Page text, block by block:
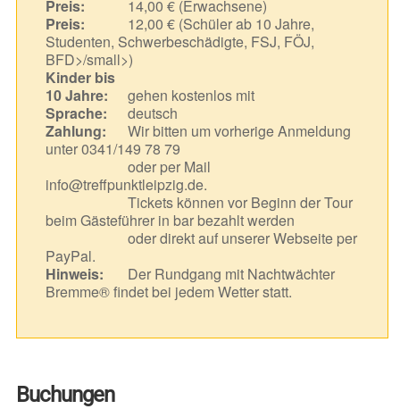
Preis:
14,00 € (Erwachsene)
Preis:
12,00 € (Schüler ab 10 Jahre,
Studenten, Schwerbeschädigte, FSJ, FÖJ,
BFD>/small>)
Kinder bis
10 Jahre:
gehen kostenlos mit
Sprache:
deutsch
Zahlung:
Wir bitten um vorherige Anmeldung
unter 0341/149 78 79
oder per Mail
info@treffpunktleipzig.de.
Tickets können vor Beginn der Tour
beim Gästeführer in bar bezahlt werden
oder direkt auf unserer Webseite per
PayPal.
Hinweis:
Der Rundgang mit Nachtwächter
Bremme® findet bei jedem Wetter statt.
Buchungen